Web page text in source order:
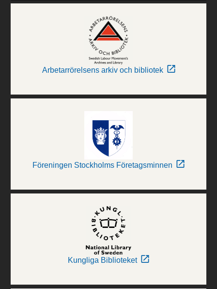
Arbetarrörelsens arkiv och bibliotek
Föreningen Stockholms Företagsminnen
Kungliga Biblioteket